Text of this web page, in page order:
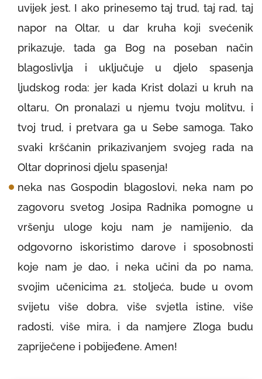
uvijek jest. I ako prinesemo taj trud, taj rad, taj
napor na Oltar, u dar kruha koji svećenik
prikazuje, tada ga Bog na poseban način
blagoslivlja i uključuje u djelo spasenja
ljudskog roda: jer kada Krist dolazi u kruh na
oltaru, On pronalazi u njemu tvoju molitvu, i
tvoj trud, i pretvara ga u Sebe samoga. Tako
svaki kršćanin prikazivanjem svojeg rada na
Oltar doprinosi djelu spasenja!
neka nas Gospodin blagoslovi, neka nam po
zagovoru svetog Josipa Radnika pomogne u
vršenju uloge koju nam je namijenio, da
odgovorno iskoristimo darove i sposobnosti
koje nam je dao, i neka učini da po nama,
svojim učenicima 21. stoljeća, bude u ovom
svijetu više dobra, više svjetla istine, više
radosti, više mira, i da namjere Zloga budu
zapriječene i pobijeđene. Amen!